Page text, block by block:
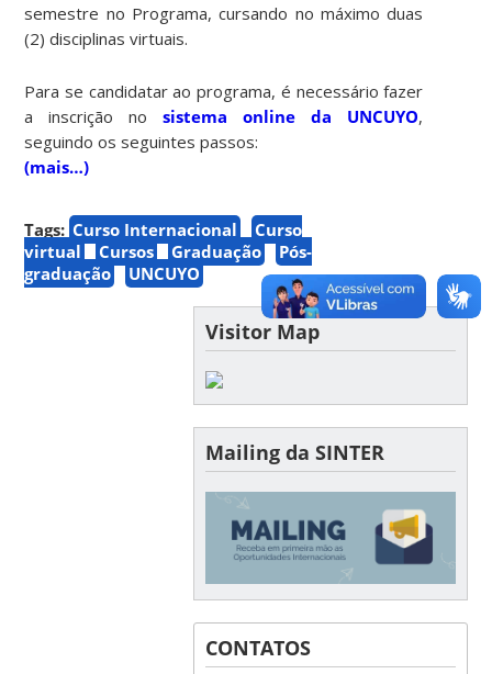
semestre no Programa, cursando no máximo duas
(2) disciplinas virtuais.
Para se candidatar ao programa, é necessário fazer
a inscrição nosistema online da UNCUYO,
seguindo os seguintes passos:
(mais…)
Tags: Curso Internacional
Curso
virtual
Cursos Graduação
Pós-
graduação
UNCUYO
Visitor Map
Mailing da SINTER
CONTATOS